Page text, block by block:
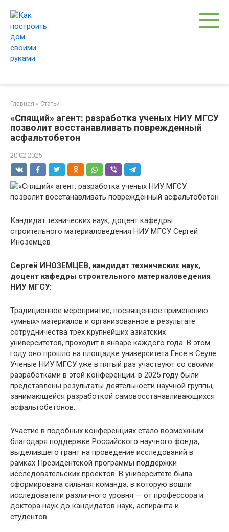
контенту
Главная » Статьи
«Спящий» агент: разработка ученых НИУ МГСУ
позволит восстанавливать поврежденный
асфальтобетон
20.02.2025
Кандидат технических наук, доцент кафедры
строительного материаловедения НИУ МГСУ Сергей
Иноземцев
Сергей ИНОЗЕМЦЕВ, кандидат технических наук,
доцент кафедры строительного материаловедения
НИУ МГСУ:
Традиционное мероприятие, посвященное применению
«умных» материалов и организованное в результате
сотрудничества трех крупнейших азиатских
университетов, проходит в январе каждого года. В этом
году оно прошло на площадке университета Енсе в Сеуле.
Ученые НИУ МГСУ уже в пятый раз участвуют со своими
разработками в этой конференции; в 2025 году были
представлены результаты деятельности научной группы,
занимающейся разработкой самовосстанавливающихся
асфальтобетонов.
Участие в подобных конференциях стало возможным
благодаря поддержке Российского научного фонда,
выделившего грант на проведение исследований в
рамках Президентской программы поддержки
исследовательских проектов. В университете была
сформирована сильная команда, в которую вошли
исследователи различного уровня — от профессора и
доктора наук до кандидатов наук, аспиранта и
студентов.